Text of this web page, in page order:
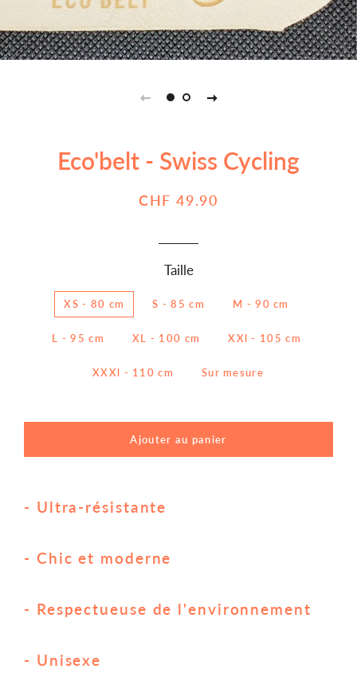
Eco'belt - Swiss Cycling
Prix
Prix
CHF 49.90
Taille
XS - 80 cm S - 85 cm M - 90 cm
L - 95 cm XL - 100 cm XXl - 105 cm
XXXl - 110 cm Sur mesure
Ajouter au panier
- Ultra-résistante
- Chic et moderne
- Respectueuse de l'environnement
- Unisexe